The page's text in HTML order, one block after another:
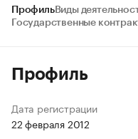
ПрофильВиды
Государственные
Профиль
Дата регистрации
22 февраля 2012